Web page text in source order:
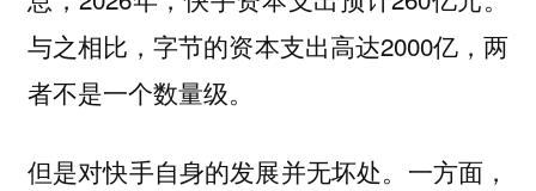
与之相比，字节的资本支出高达2000亿，两
者不是一个数量级。
但是对快手自身的发展并无坏处。一方面，